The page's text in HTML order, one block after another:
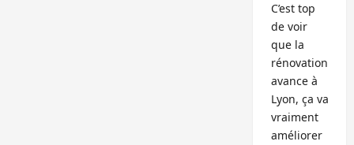
C’est top
de voir
que la
rénovation
avance à
Lyon, ça va
vraiment
améliorer